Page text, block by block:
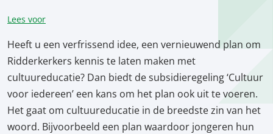
Lees voor
Heeft u een verfrissend idee, een vernieuwend plan om
Ridderkerkers kennis te laten maken met
cultuureducatie? Dan biedt de subsidieregeling ‘Cultuur
voor iedereen’ een kans om het plan ook uit te voeren.
Het gaat om cultuureducatie in de breedste zin van het
woord. Bijvoorbeeld een plan waardoor jongeren hun